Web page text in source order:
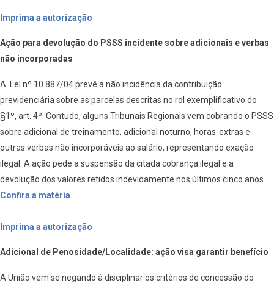
Imprima a autorização
Ação para devolução do PSSS incidente sobre adicionais e verbas
não incorporadas
A Lei nº 10.887/04 prevê a não incidência da contribuição
previdenciária sobre as parcelas descritas no rol exemplificativo do
§1º, art. 4º. Contudo, alguns Tribunais Regionais vem cobrando o PSSS
sobre adicional de treinamento, adicional noturno, horas-extras e
outras verbas não incorporáveis ao salário, representando exação
ilegal. A ação pede a suspensão da citada cobrança ilegal e a
devolução dos valores retidos indevidamente nos últimos cinco anos.
Confira a matéria
Imprima a autorização
Adicional de Penosidade/Localidade: ação visa garantir benefício
A União vem se negando à disciplinar os critérios de concessão do